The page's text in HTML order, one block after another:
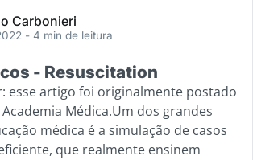
Carbonieri
- 4 min de leitura
- Resuscitation
esse artigo foi originalmente postado
Médica.Um dos grandes
médica é a simulação de casos
que realmente ensinem